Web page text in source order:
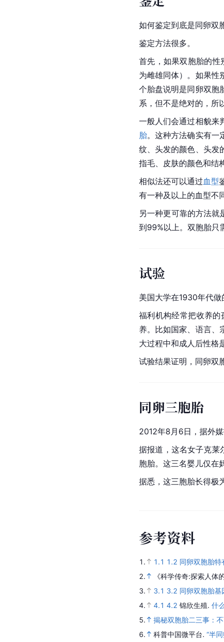
如何鉴定到底是同卵双
鉴定方法很多。
首先，如果双胞胎的
为雌雄同体）。如果性
个胎盘说明是同卵双胞
系，但不是绝对的，所
一般人们会通过相貌来
胎。这种方法确实有一
纹、头发的颜色、头发
指毛、皮肤的颜色和结
相似法还可以通过血型
有一种及以上的血型不
另一种更可靠的方法就
到99%以上。双胞胎只
试验
美国大学在1930年代做
福利机构经常把收养
养。比如国家、语言、
大过程中和成人后性格
试验结果证明，同卵双
同卵三胞胎
2012年8月6日，据外
据报道，这名女子克
胞胎。这三名婴儿仅在
据悉，这三胞胎长得极
参考资料
1. 1.1 1.2 同卵双胞胎
2.
《科学传奇:探索人
3.
3.1 3.2 同卵双胞胎基
4.
4.1 4.2 锦欣生殖. 什
5.
揭秘双胞胎二三事：
6.
科普中国微平台. “半